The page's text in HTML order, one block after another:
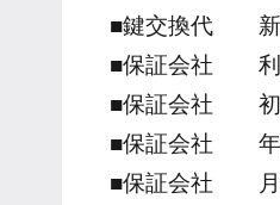
■鍵交換代 新
■保証会社 利
■保証会社 初
■保証会社 年
■保証会社 月